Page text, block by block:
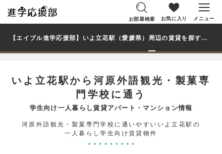
お部屋検索 お気に入り メニュー
【エイブル進学応援部】いよ立花駅（愛媛県）周辺の賃貸を探す｜河原外語観光・製菓専門学校学生・大学生の一人暮らし向け賃貸マンション・アパート
いよ立花駅から河原外語観光・製菓専
門学校に通う
学生向け一人暮らし賃貸アパート・マンション情報
河原外語観光・製菓専門学校に通いやすいいよ立花駅の
一人暮らし学生向け賃貸物件